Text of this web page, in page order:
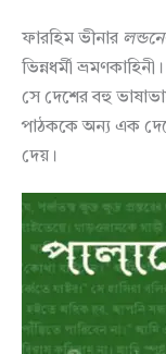
ফারহিম ভীনার
ভিন্নধর্মী
সে দেশের বহু
পাঠককে অন্য এক
দেয়।